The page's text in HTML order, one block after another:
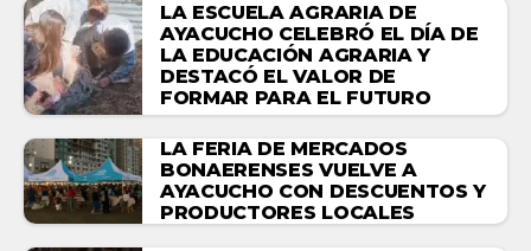
LA ESCUELA AGRARIA DE
AYACUCHO CELEBRÓ EL DÍA DE
LA EDUCACIÓN AGRARIA Y
DESTACÓ EL VALOR DE
FORMAR PARA EL FUTURO
LA FERIA DE MERCADOS
BONAERENSES VUELVE A
AYACUCHO CON DESCUENTOS Y
PRODUCTORES LOCALES